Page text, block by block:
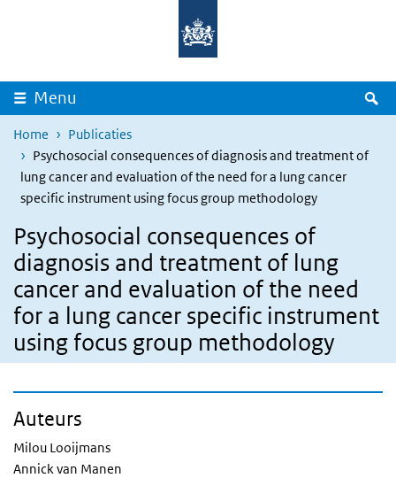
Overslaan en naar de inhoud gaan
Menu
Home
Publicaties
Psychosocial consequences of diagnosis and treatment of
lung cancer and evaluation of the need for a lung cancer
specific instrument using focus group methodology
Psychosocial consequences of
diagnosis and treatment of lung
cancer and evaluation of the need
for a lung cancer specific instrument
using focus group methodology
Auteurs
Milou Looijmans
Annick van Manen